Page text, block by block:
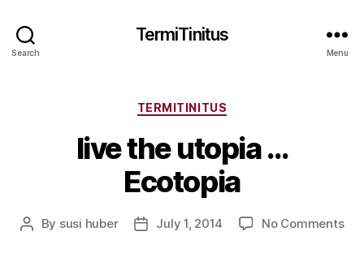
Search
TermiTinitus
Menu
Categories
TERMITINITUS
live the utopia …
Ecotopia
Post
By susi huber
PostJuly 1, 2014 No Commentson